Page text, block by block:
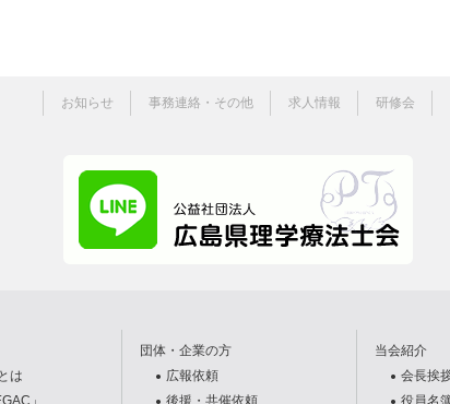
お知らせ 事務連絡・その他 求人情報 研修会
は
」
団体・企業の方
広報依頼
後援・共催依頼
当会紹介
会長挨
役員名